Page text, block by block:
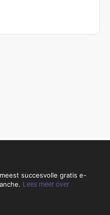
succesvolle gratis e-
Lees meer over